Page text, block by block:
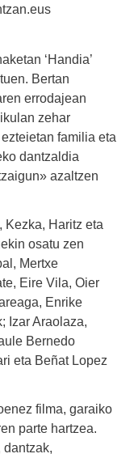
‘Handia’
Bertan
errodajean
zehar
familia eta
dantzaldia
azaltzen
Kezka, Haritz eta
osatu zen
Mertxe
Eire Vila, Oier
Enrike
Izar Araolaza,
Bernedo
eta Beñat Lopez
filma, garaiko
parte hartzea.
dantzak,